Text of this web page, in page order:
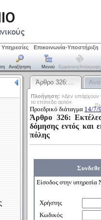
Υπηρεσίες Επικοινωνία-Υποστήριξη
Αναζήτηση Μενού Εμφάνιση/απόκρυψη
Άρθρο 326:…